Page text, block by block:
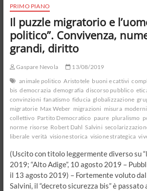
PRIMO PIANO
Il puzzle migratorio e
politico”. Convivenza,
grandi, diritto
Gaspare Nevola
13/08/2019
animale politico Aristotele buoni e cattivi
bis democrazia demografia discorso pubblico
convinzioni fanatismo fiducia globalizzazione
migratorie Max Weber migrazioni misura
collettivo Partito Democratico paure pluralismo
norme risorse Robert Dahl Salvini
liberale verità visione storica visione strategica
(Uscito con titolo leggermente diverso su
2019; “Alto Adige”, 10 agosto 2019 –
il 13 agosto 2019) – Fortemente voluto
Salvini, il “decreto sicurezza bis” è passato